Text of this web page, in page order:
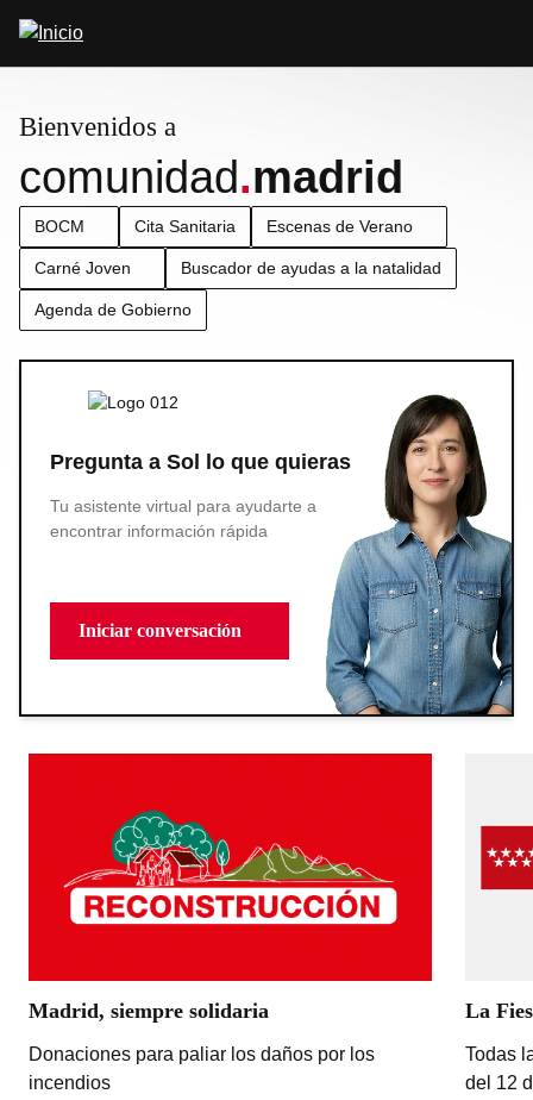
contenido
Bienvenidos a
comunidad.madrid
BOCM Cita Sanitaria Escenas de Verano
Carné Joven Buscador de ayudas a la natalidad
Agenda de Gobierno
Pregunta a Sol lo que quieras
Tu asistente virtual para ayudarte a
encontrar información rápida
Iniciar conversación
Madrid, siempre solidaria
Donaciones para paliar los daños por los
incendios
La
Todas
del 12